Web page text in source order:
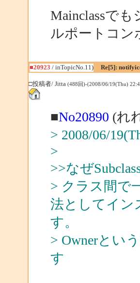
Mainclassで
ルポートコン
■20923 / inTopicNo.11) Re[5]:
□投稿者/ Jitta (488回)-(2008/06/19(Thu)
■No20890 (れ
> 2008/06/
>
>>なぜ
> クラス間で
法としてイン
す。
> Ownerとい
す